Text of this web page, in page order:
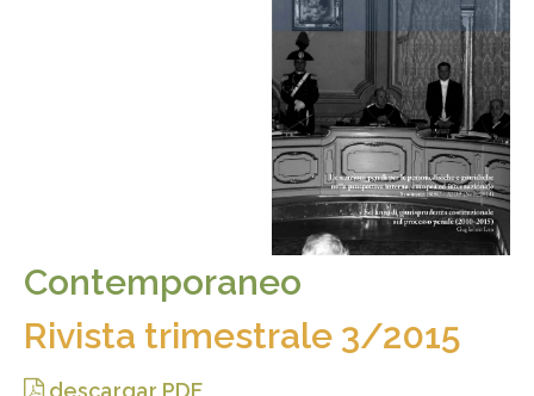
Contemporaneo
Rivista trimestrale 3/2015